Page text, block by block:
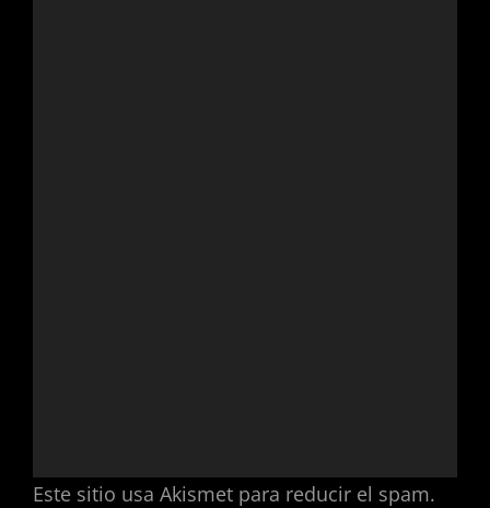
Este sitio usa Akismet para reducir el spam.